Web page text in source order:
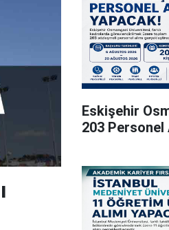
Eskişehir
203 Personel